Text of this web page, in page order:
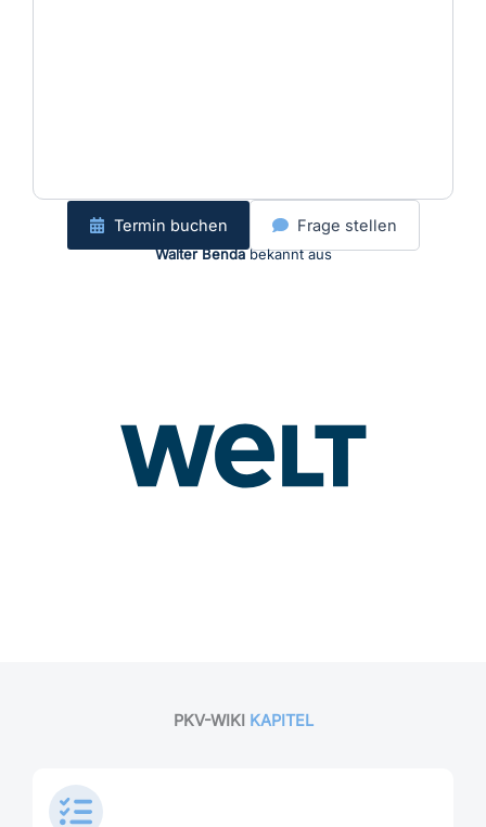
Termin buchen Frage stellen
Walter Bendabekannt aus
PKV-WIKI KAPITEL